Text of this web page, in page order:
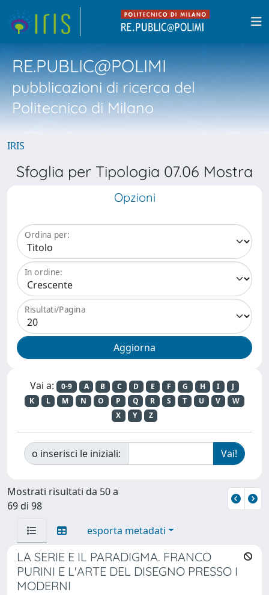
RE.PUBLIC@POLIMI
pubblicazioni di ricerca del
Politecnico di Milano
IRIS
Sfoglia per Tipologia 07.06 Mostra
Opzioni
Ordina per:
In ordine:
Risultati/Pagina
Vai a: 0-9 A B C D E F G H I
J
K
L M N O P Q R S T U V
W
X
Y Z
o inserisci le iniziali:
Mostrati risultati da 50 a
69 di 98
esporta metadati
LA SERIE E IL PARADIGMA. FRANCO
PURINI E L'ARTE DEL DISEGNO PRESSO I
MODERNI